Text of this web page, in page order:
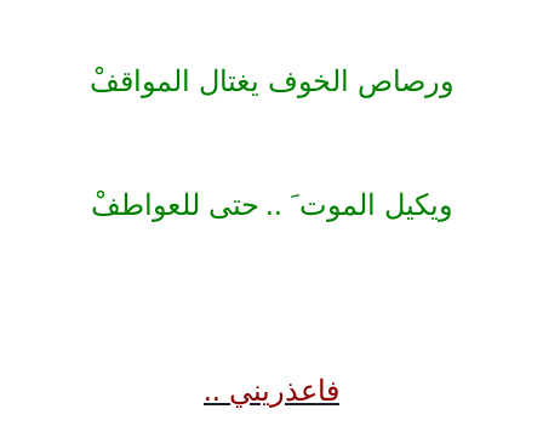
ورصاص الخوف يغتال المواقفْ
ويكيل الموت َ .. حتى للعواطفْ
فاعذريني ..